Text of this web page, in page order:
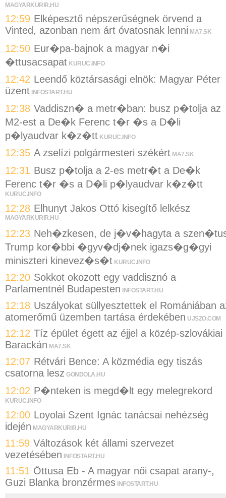
MAGYARKURIR.HU
12:59 Elképesztő népszerűségnek örvend a
Vinted, azonban nem árt óvatosnak lenni MA7.SK
12:50 Eur�pa-bajnok a magyar n�i
�ttusacsapat KURUC.INFO
12:42 Leendő köztársasági elnök: Magyar Péter
üzent INFOSTART.HU
12:38 Vaddiszn� a metr�ban: busz p�tolja az
M2-est a De�k Ferenc t�r �s a D�li
p�lyaudvar k�z�tt KURUC.INFO
12:35 A zselízi polgármesteri székért MA7.SK
12:31 Busz p�tolja a 2-es metr�t a De�k
Ferenc t�r �s a D�li p�lyaudvar k�z�tt
KURUC.INFO
12:28 Elhunyt Jakos Ottó kisegítő lelkész
MAGYARKURIR.HU
12:23 Neh�zkesen, de j�v�hagyta a
Trump kor�bbi �gyv�dj�nek igazs�g�gyi
miniszteri kinevez�s�t KURUC.INFO
12:20 Sokkot okozott egy vaddisznó a
Parlamentnél Budapesten
INFOSTART.HU
12:18 Uszályokat süllyesztettek el Romániában
atomerőmű üzemben tartása érdekében UJSZO.COM
12:12 Tíz épület égett az éjjel a közép-szlovákiai
Barackán MA7.SK
12:07 Rétvári Bence: A közmédia egy tiszás
csatorna lesz GONDOLA.HU
12:02 P�nteken is megd�lt egy melegrekord
KURUC.INFO
12:00 Loyolai Szent Ignác tanácsai nehézség
idején MAGYARKURIR.HU
11:59 Változások két állami szervezet
vezetésében INFOSTART.HU
11:51 Öttusa Eb - A magyar női csapat arany-,
Guzi Blanka bronzérmes INFOSTART.HU